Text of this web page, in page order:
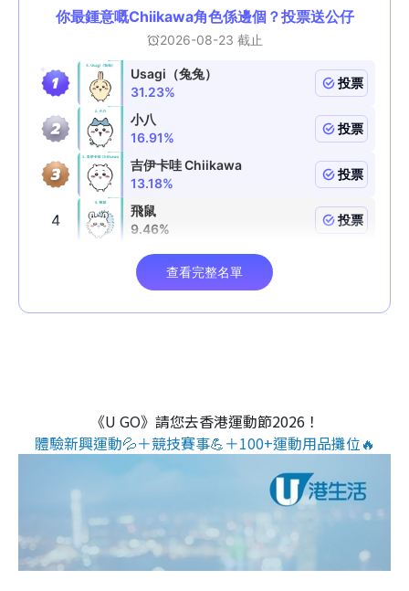
《U GO》請您去香港運動節2026！
體驗新興運動💦＋競技賽事💪＋100+運動用品攤位🔥